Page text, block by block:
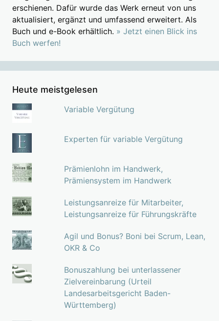
erschienen. Dafür wurde das Werk erneut von uns
aktualisiert, ergänzt und umfassend erweitert. Als
Buch und e-Book erhältlich. » Jetzt einen Blick ins
Buch werfen!
Heute meistgelesen
Variable Vergütung
Experten für variable Vergütung
Prämienlohn im Handwerk,
Prämiensystem im Handwerk
Leistungsanreize für Mitarbeiter,
Leistungsanreize für Führungskräfte
Agil und Bonus? Boni bei Scrum, Lean,
OKR & Co
Bonuszahlung bei unterlassener
Zielvereinbarung (Urteil
Landesarbeitsgericht Baden-
Württemberg)